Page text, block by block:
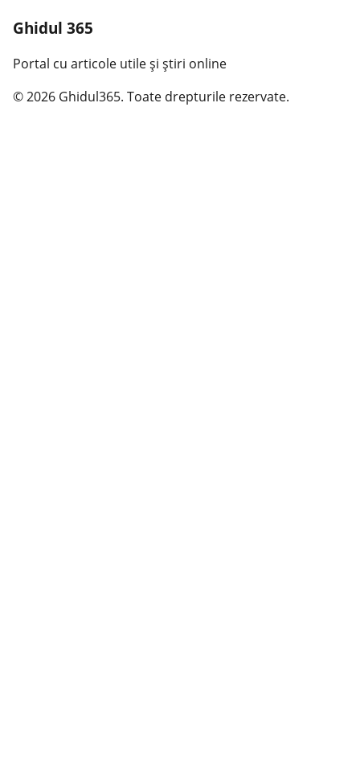
Ghidul 365
Portal cu articole utile și știri online
© 2026 Ghidul365. Toate drepturile rezervate.